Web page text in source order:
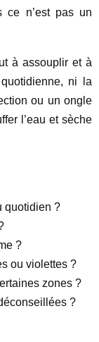
ce n’est pas un
à assouplir et à
ni la
ou un ongle
l’eau et sèche
quotidien ?
?
ou violettes ?
zones ?
?